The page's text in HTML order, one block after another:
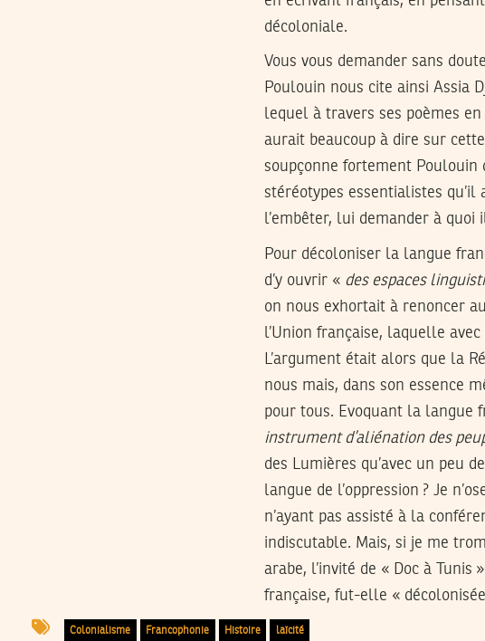
décoloniale.
Vous vous demander sans
Poulouin nous cite ainsi Assia
lequel à travers ses poèmes
aurait beaucoup à dire sur
soupçonne fortement Poulouin
stéréotypes essentialistes
l’embêter, lui demander à quoi
Pour décoloniser la langue
d’y ouvrir « des espaces
on nous exhortait à renoncer
l’Union française, laquelle
L’argument était alors que la
nous mais, dans son essence
pour tous. Evoquant la langue
instrument d’aliénation des
des Lumières qu’avec un peu
langue de l’oppression ? Je
n’ayant pas assisté à la
indiscutable. Mais, si je me
arabe, l’invité de « Doc à
française, fut-elle «
Colonialisme Francophonie Histoire laïcité